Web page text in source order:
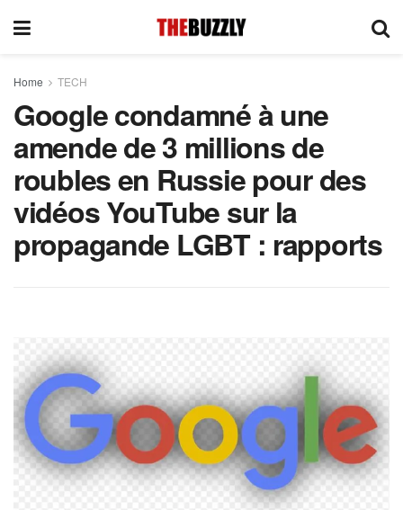
Home TECH
Google condamné à une
amende de 3 millions de
roubles en Russie pour des
vidéos YouTube sur la
propagande LGBT : rapports